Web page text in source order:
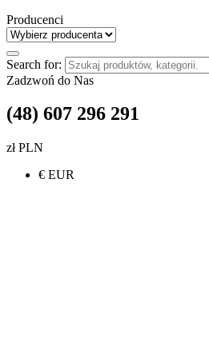
Producenci
Search for:
Zadzwoń do Nas
(48) 607 296 291
zł PLN
€ EUR